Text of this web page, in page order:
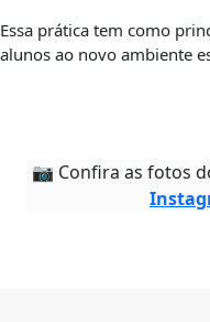
Essa prática tem como
alunos ao novo ambiente
📷 Confira as fotos